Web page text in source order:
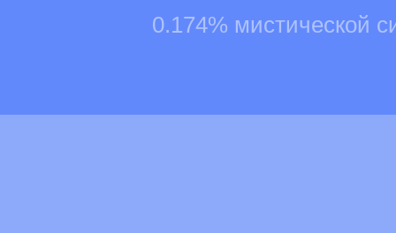
0.174% мистической